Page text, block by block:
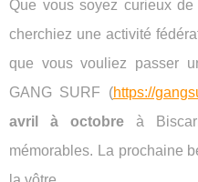
Que vous soyez curieux
cherchiez une activité
que vous vouliez passer
GANG SURF (https://
avril à octobre à
mémorables. La prochaine